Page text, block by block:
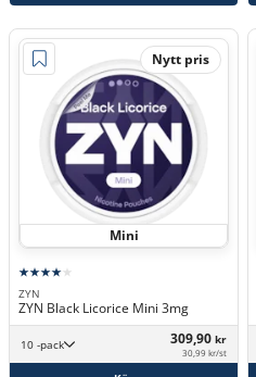
Nytt pris
Mini
ZYN
ZYN Black Licorice Mini 3mg
10 -pack 309,90 kr
30,99 kr/st